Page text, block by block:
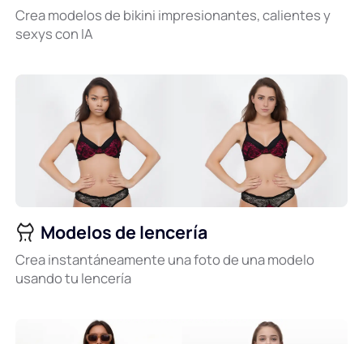
Crea modelos de bikini impresionantes, calientes y
sexys con IA
Modelos de lencería
Crea instantáneamente una foto de una modelo
usando tu lencería